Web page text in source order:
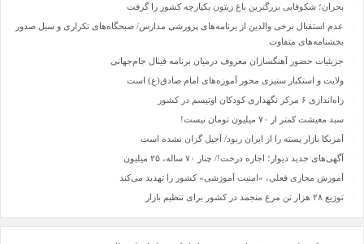
بحران؛ شکوفایی بزرگترین باغ زیتون یکپارچه کشور را گرفت
عدم استقبال برخی والدین از برنامه‌های پرورشی مدارس/ صبحگاه‌های تکراری و سیل صدور
بخشنامه‌های متفاوت
جزیئیات حضور آهنگسازان معروف درمیان برنامه فینال جام‌جهانی
ولایت و استکبار ستیزی محور آموزه‌های امام صادق(ع) است
راه‌اندازی ۶ مرکز نگهداری کودکان اوتیسم در کشور
سبد معیشت کمتر از ۷۰ میلیون تومان نیست!
آمریکا بازار پسته را از ایران ربود/ آجیل گران نشده است
آگهی‌های جدید دیوار؛ اجاره درخت!/ چنار ٧٠ ساله، ٢۵ میلیون
آموزش مجازی فعلی، «امنیت آموزشی» کشور را تهدید می‌کند
توزیع ۲۸ هزار تن مرغ منجمد در کشور برای تنظیم بازار